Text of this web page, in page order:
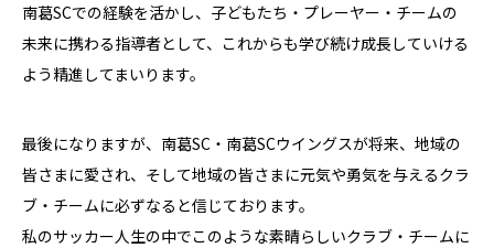
南葛SCでの経験を活かし、子どもたち・プレーヤー・チームの
未来に携わる指導者として、これからも学び続け成長していける
よう精進してまいります。
最後になりますが、南葛SC・南葛SCウイングスが将来、地域の
皆さまに愛され、そして地域の皆さまに元気や勇気を与えるクラ
ブ・チームに必ずなると信じております。
私のサッカー人生の中でこのような素晴らしいクラブ・チームに